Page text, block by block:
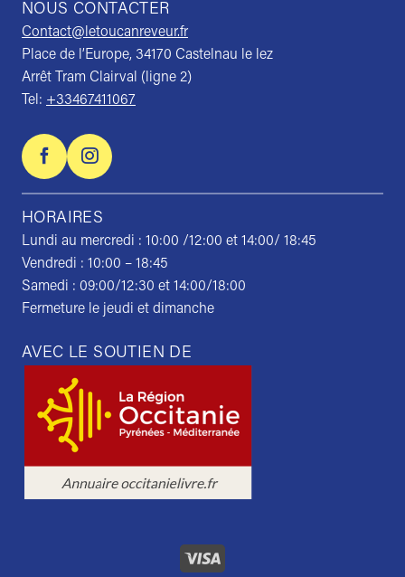
NOUS CONTACTER
Contact@letoucanreveur.fr
Place de l’Europe, 34170 Castelnau le lez
Arrêt Tram Clairval (ligne 2)
Tel: +33467411067
HORAIRES
Lundi au mercredi : 10:00 /12:00 et 14:00/ 18:45
Vendredi : 10:00 – 18:45
Samedi : 09:00/12:30 et 14:00/18:00
Fermeture le jeudi et dimanche
AVEC LE SOUTIEN DE